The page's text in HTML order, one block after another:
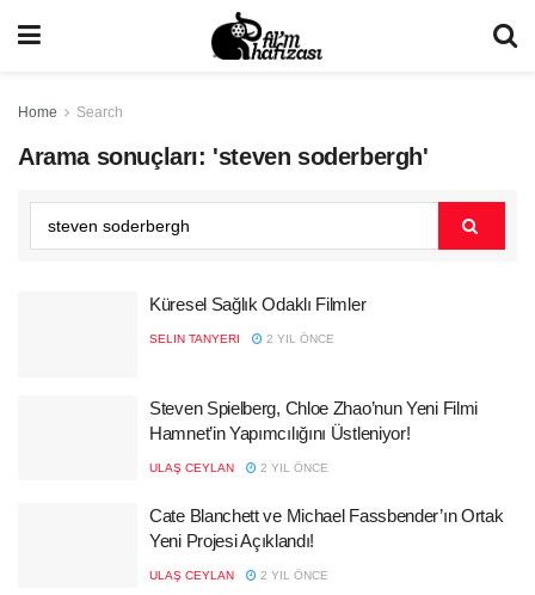
Home Search
Arama sonuçları: 'steven soderbergh'
Küresel Sağlık Odaklı Filmler
SELIN TANYERI 2 YIL ÖNCE
Steven Spielberg, Chloe Zhao’nun Yeni Filmi
Hamnet’in Yapımcılığını Üstleniyor!
ULAŞ CEYLAN 2 YIL ÖNCE
Cate Blanchett ve Michael Fassbender’ın Ortak
Yeni Projesi Açıklandı!
ULAŞ CEYLAN 2 YIL ÖNCE